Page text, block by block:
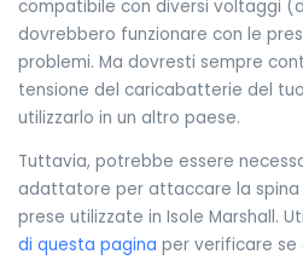
compatibile con diversi voltaggi
dovrebbero funzionare con le
problemi. Ma dovresti sempre
tensione del caricabatterie del
utilizzarlo in un altro paese.
Tuttavia, potrebbe essere
adattatore per attaccare la
prese utilizzate in Isole Marshall.
di questa pagina per verificare se